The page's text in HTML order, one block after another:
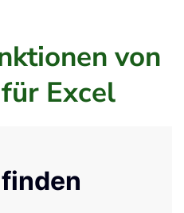
von
Excel
Aide